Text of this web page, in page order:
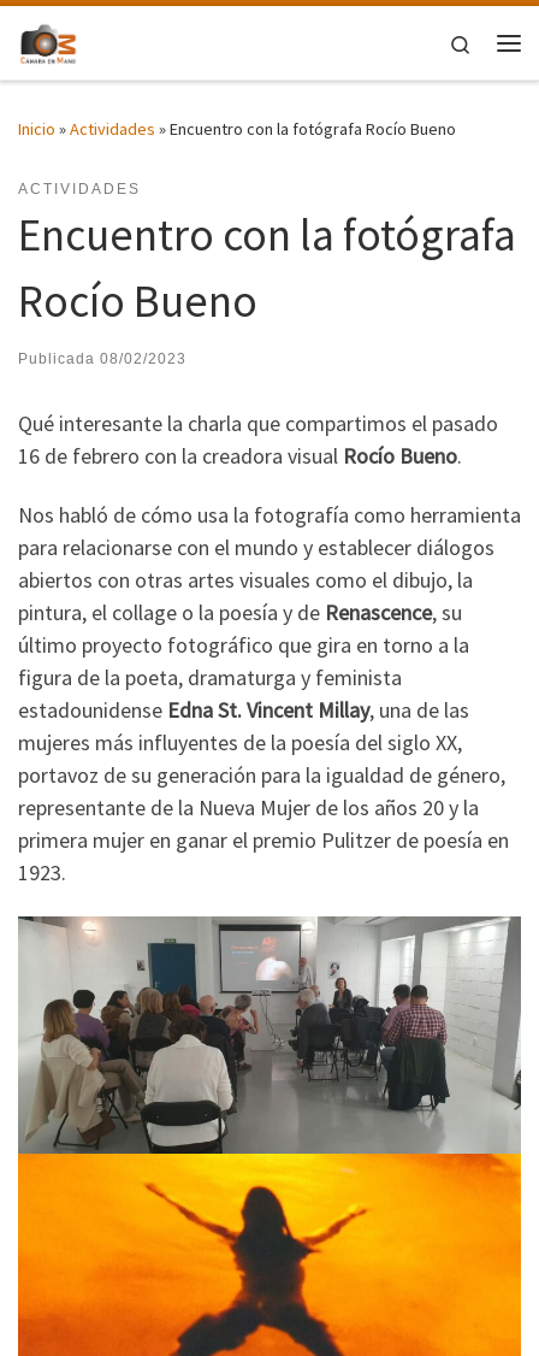
Saltar al contenido
Search
Inicio »Actividades »Encuentro con la fotógrafa Rocío Bueno
ACTIVIDADES
Encuentro con la fotógrafa
Rocío Bueno
Publicada 08/02/2023
Qué interesante la charla que compartimos el pasado
16 de febrero con la creadora visual Rocío Bueno.
Nos habló de cómo usa la fotografía como herramienta
para relacionarse con el mundo y establecer diálogos
abiertos con otras artes visuales como el dibujo, la
pintura, el collage o la poesía y de Renascence, su
último proyecto fotográfico que gira en torno a la
figura de la poeta, dramaturga y feminista
estadounidense Edna St. Vincent Millay, una de las
mujeres más influyentes de la poesía del siglo XX,
portavoz de su generación para la igualdad de género,
representante de la Nueva Mujer de los años 20 y la
primera mujer en ganar el premio Pulitzer de poesía en
1923.